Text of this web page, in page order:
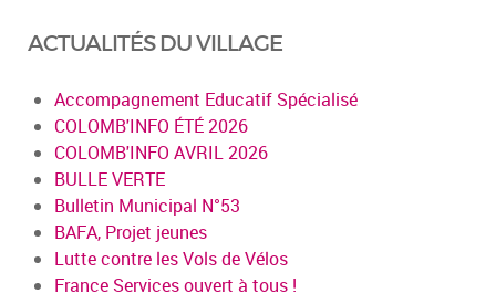
ACTUALITÉS DU VILLAGE
Accompagnement Educatif Spécialisé
COLOMB'INFO ÉTÉ 2026
COLOMB'INFO AVRIL 2026
BULLE VERTE
Bulletin Municipal N°53
BAFA, Projet jeunes
Lutte contre les Vols de Vélos
France Services ouvert à tous !